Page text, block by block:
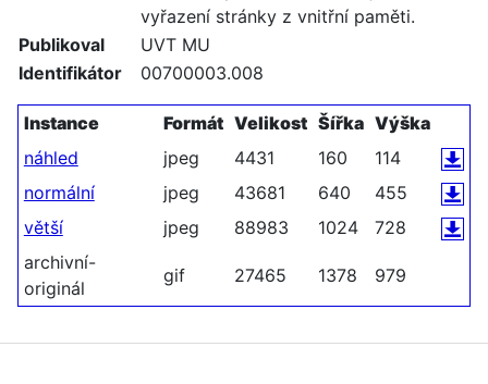
vyřazení stránky z vnitřní paměti.
Publikoval
UVT MU
Identifikátor
00700003.008
Instance Formát Velikost Šířka Výška
náhled
jpeg 4431 160
114
normální
jpeg 43681 640
455
větší
jpeg 88983 1024
728
archivní-
originál
gif 27465 1378 979